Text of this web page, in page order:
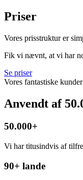
Priser
Vores prisstruktur er
Fik vi nævnt, at vi har
Se priser
Vores fantastiske kunder
Anvendt af
50.000+
Vi har titusindvis af
90+ lande